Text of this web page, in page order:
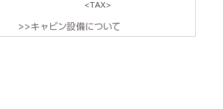
<TAX>
>>キャビン設備について